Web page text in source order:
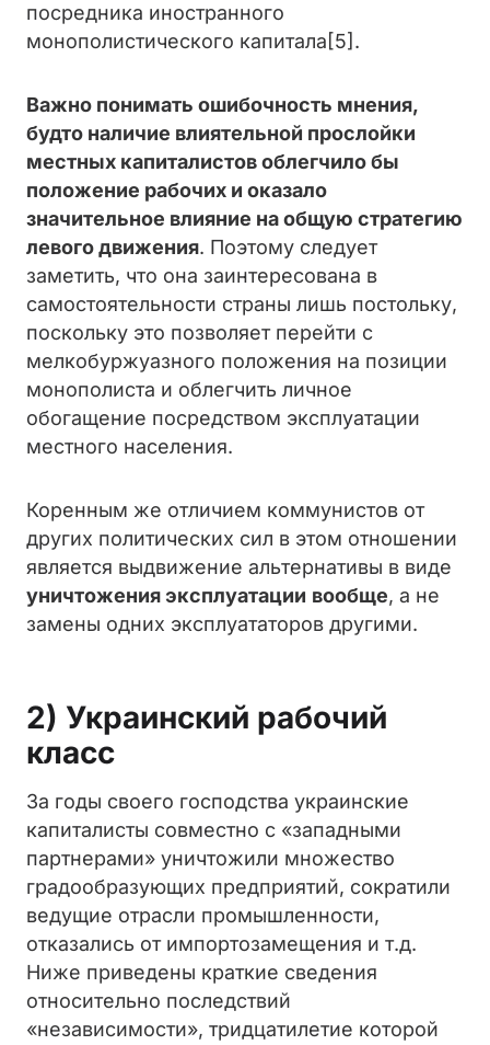
посредника иностранного
монополистического капитала[5].
Важно понимать ошибочность мнения,
будто наличие влиятельной прослойки
местных капиталистов облегчило бы
положение рабочих и оказало
значительное влияние на общую стратегию
левого движения. Поэтому следует
заметить, что она заинтересована в
самостоятельности страны лишь постольку,
поскольку это позволяет перейти с
мелкобуржуазного положения на позиции
монополиста и облегчить личное
обогащение посредством эксплуатации
местного населения.
Коренным же отличием коммунистов от
других политических сил в этом отношении
является выдвижение альтернативы в виде
уничтожения эксплуатации вообще, а не
замены одних эксплуататоров другими.
2) Украинский рабочий
класс
За годы своего господства украинские
капиталисты совместно с «западными
партнерами» уничтожили множество
градообразующих предприятий, сократили
ведущие отрасли промышленности,
отказались от импортозамещения и т.д.
Ниже приведены краткие сведения
относительно последствий
«независимости», тридцатилетие которой